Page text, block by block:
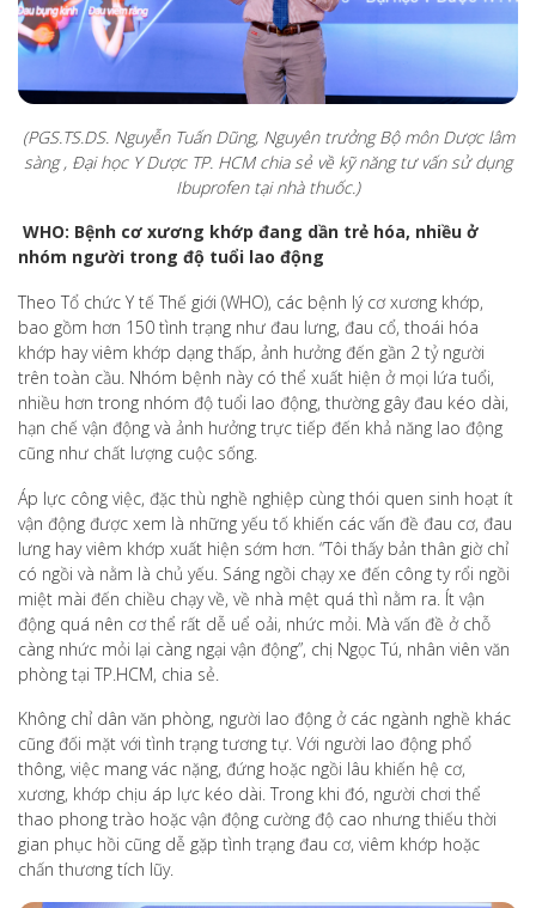
(PGS.TS.DS. Nguyễn Tuấn Dũng, Nguyên trưởng Bộ môn Dược lâm
sàng , Đại học Y Dược TP. HCM chia sẻ về kỹ năng tư vấn sử dụng
Ibuprofen tại nhà thuốc.)
WHO: Bệnh cơ xương khớp đang dần trẻ hóa, nhiều ở
nhóm người trong độ tuổi lao động
Theo Tổ chức Y tế Thế giới (WHO), các bệnh lý cơ xương khớp,
bao gồm hơn 150 tình trạng như đau lưng, đau cổ, thoái hóa
khớp hay viêm khớp dạng thấp, ảnh hưởng đến gần 2 tỷ người
trên toàn cầu. Nhóm bệnh này có thể xuất hiện ở mọi lứa tuổi,
nhiều hơn trong nhóm độ tuổi lao động, thường gây đau kéo dài,
hạn chế vận động và ảnh hưởng trực tiếp đến khả năng lao động
cũng như chất lượng cuộc sống.
Áp lực công việc, đặc thù nghề nghiệp cùng thói quen sinh hoạt ít
vận động được xem là những yếu tố khiến các vấn đề đau cơ, đau
lưng hay viêm khớp xuất hiện sớm hơn. “Tôi thấy bản thân giờ chỉ
có ngồi và nằm là chủ yếu. Sáng ngồi chạy xe đến công ty rổi ngồi
miệt mài đến chiều chạy về, về nhà mệt quá thì nằm ra. Ít vận
động quá nên cơ thể rất dễ uể oải, nhức mỏi. Mà vấn đề ở chỗ
càng nhức mỏi lại càng ngại vận động”, chị Ngọc Tú, nhân viên văn
phòng tại TP.HCM, chia sẻ.
Không chỉ dân văn phòng, người lao động ở các ngành nghề khác
cũng đối mặt với tình trạng tương tự. Với người lao động phổ
thông, việc mang vác nặng, đứng hoặc ngồi lâu khiến hệ cơ,
xương, khớp chịu áp lực kéo dài. Trong khi đó, người chơi thể
thao phong trào hoặc vận động cường độ cao nhưng thiếu thời
gian phục hồi cũng dễ gặp tình trạng đau cơ, viêm khớp hoặc
chấn thương tích lũy.